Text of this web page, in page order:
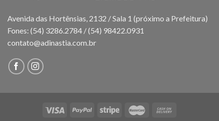
Avenida das Hortênsias, 2132 / Sala 1 (próximo a Prefeitura)
Fones: (54) 3286.2784 / (54) 98422.0931
contato@adinastia.com.br